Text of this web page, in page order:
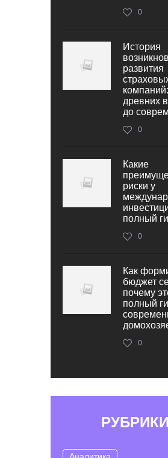
0
История
развития
древних
до
0
Какие
риски у
полный
0
Как
бюджет
почему
полный
0
РУБРИКИ
Аналитика